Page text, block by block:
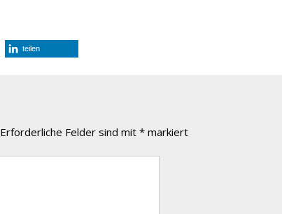
teilen
Erforderliche Felder sind mit * markiert